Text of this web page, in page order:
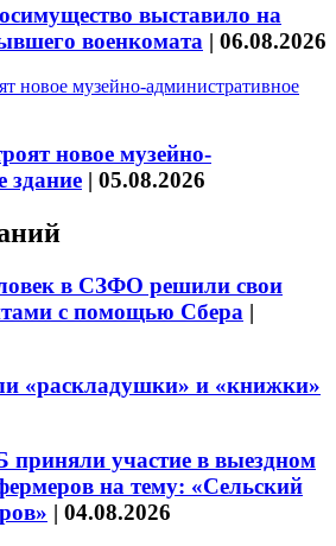
выставило на
военкомата | 06.08.2026
новое музейно-
здание | 05.08.2026
в СЗФО решили свои
с помощью Сбера |
«раскладушки» и «книжки»
участие в выездном
на тему: «Сельский
| 04.08.2026